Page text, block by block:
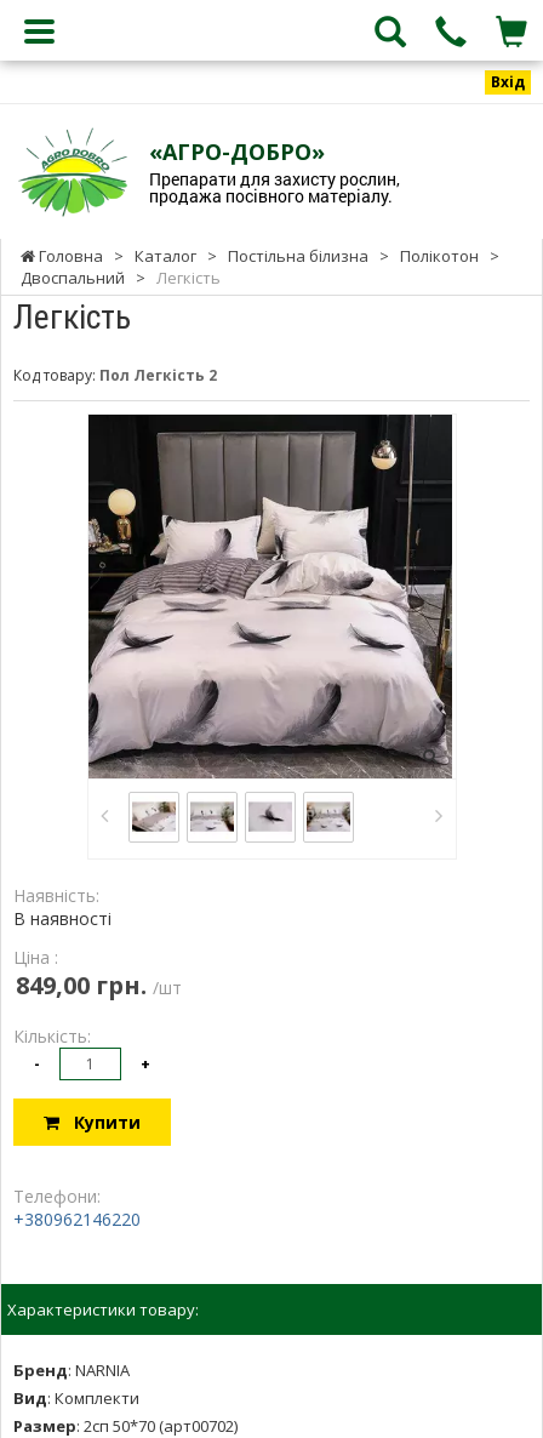
Вхід
«АГРО-ДОБРО»
Препарати для захисту рослин,
продажа посівного матеріалу.
Головна > Каталог > Постільна білизна > Полікотон
>
Двоспальний
> Легкість
Легкість
Код товару: Пол Легкість 2
Наявність:
В наявності
Ціна :
849,00 грн. /шт
Кількість:
- +
Купити
Телефони:
+380962146220
Характеристики товару:
Бренд: NARNIA
Вид: Комплекти
Размер: 2сп 50*70 (арт00702)